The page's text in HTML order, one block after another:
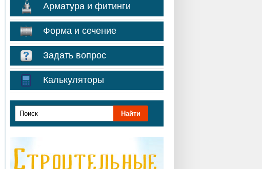
Арматура и фитинги
Форма и сечение
Задать вопрос
Калькуляторы